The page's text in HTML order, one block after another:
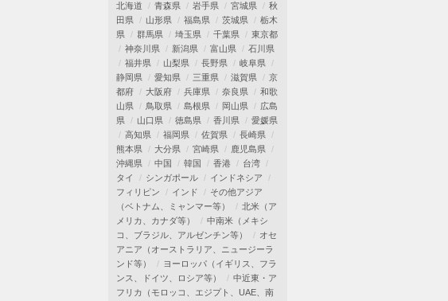
北海道 青森県 岩手県 宮城県
秋
田県
山形県 福島県 茨城県
栃木
県
群馬県 埼玉県 千葉県
東京都
神奈川県
新潟県 富山県
石川県
福井県
山梨県 長野県
岐阜県
静岡県
愛知県 三重県 滋賀県
京
都府
大阪府 兵庫県 奈良県
和歌
山県
鳥取県 島根県 岡山県
広島
県
山口県 徳島県 香川県
愛媛県
高知県
福岡県 佐賀県
長崎県
熊本県
大分県 宮崎県
鹿児島県
沖縄県
中国 韓国 香港
台湾
タイ
シンガポール
インドネシア
フィリピン
インド
その他アジア
（ベトナム、ミャンマー等）
北米（ア
メリカ、カナダ等）
中南米（メキシ
コ、ブラジル、アルゼンチン等）
オセ
アニア（オーストラリア、ニュージーラ
ンド等）
ヨーロッパ（イギリス、フラ
ンス、ドイツ、ロシア等）
中近東・ア
フリカ（モロッコ、エジプト、UAE、南